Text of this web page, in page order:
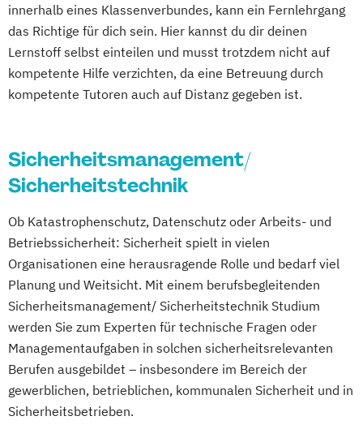
Bilanzbuchhalter - Bachelor Professional in
Bilanzbuchhaltung
Bilanzmanagement
Buchführung und Bilanz Buchhalter/in
Buchhaltung
Business Coach
C# Software-Entwickler
C++ Programmierer
CAD-Konstrukteur
CRM-Manager
Cambridge Certificate in Advanced English
Cambridge First Certificate in English
Certified UX Designer
Change Management
Comic- und Karikatur-Zeichnen
Controller
Energieerzeugung aus Biomasse
Energieingenieurwesen
Energiespeichertechnik
Energieverfahrenstechnik
Energiewirtschaft und -management
Game Development
Gestaltung interaktiver Systeme
Grundlagen des Software Engineering
IT-Sicherheit Industriedesign
Informatik
Ingenieurpsychologie
Innovations- und Technologiemanagement
KI und maschinelles Lernen
Kommunikationsdesign
Kunststofftechnik
Lebensmittelverfahrenstechnik
Leit- und Sicherungstechnik
innerhalb eines Klassenverbundes, kann ein Fernlehrgang
das Richtige für dich sein. Hier kannst du dir deinen
Lernstoff selbst einteilen und musst trotzdem nicht auf
kompetente Hilfe verzichten, da eine Betreuung durch
kompetente Tutoren auch auf Distanz gegeben ist.
Sicherheitsmanagement/
Sicherheitstechnik
Ob Katastrophenschutz, Datenschutz oder Arbeits- und
Betriebssicherheit: Sicherheit spielt in vielen
Organisationen eine herausragende Rolle und bedarf viel
Planung und Weitsicht. Mit einem berufsbegleitenden
Sicherheitsmanagement/ Sicherheitstechnik Studium
werden Sie zum Experten für technische Fragen oder
Managementaufgaben in solchen sicherheitsrelevanten
Berufen ausgebildet – insbesondere im Bereich der
gewerblichen, betrieblichen, kommunalen Sicherheit und in
Sicherheitsbetrieben.